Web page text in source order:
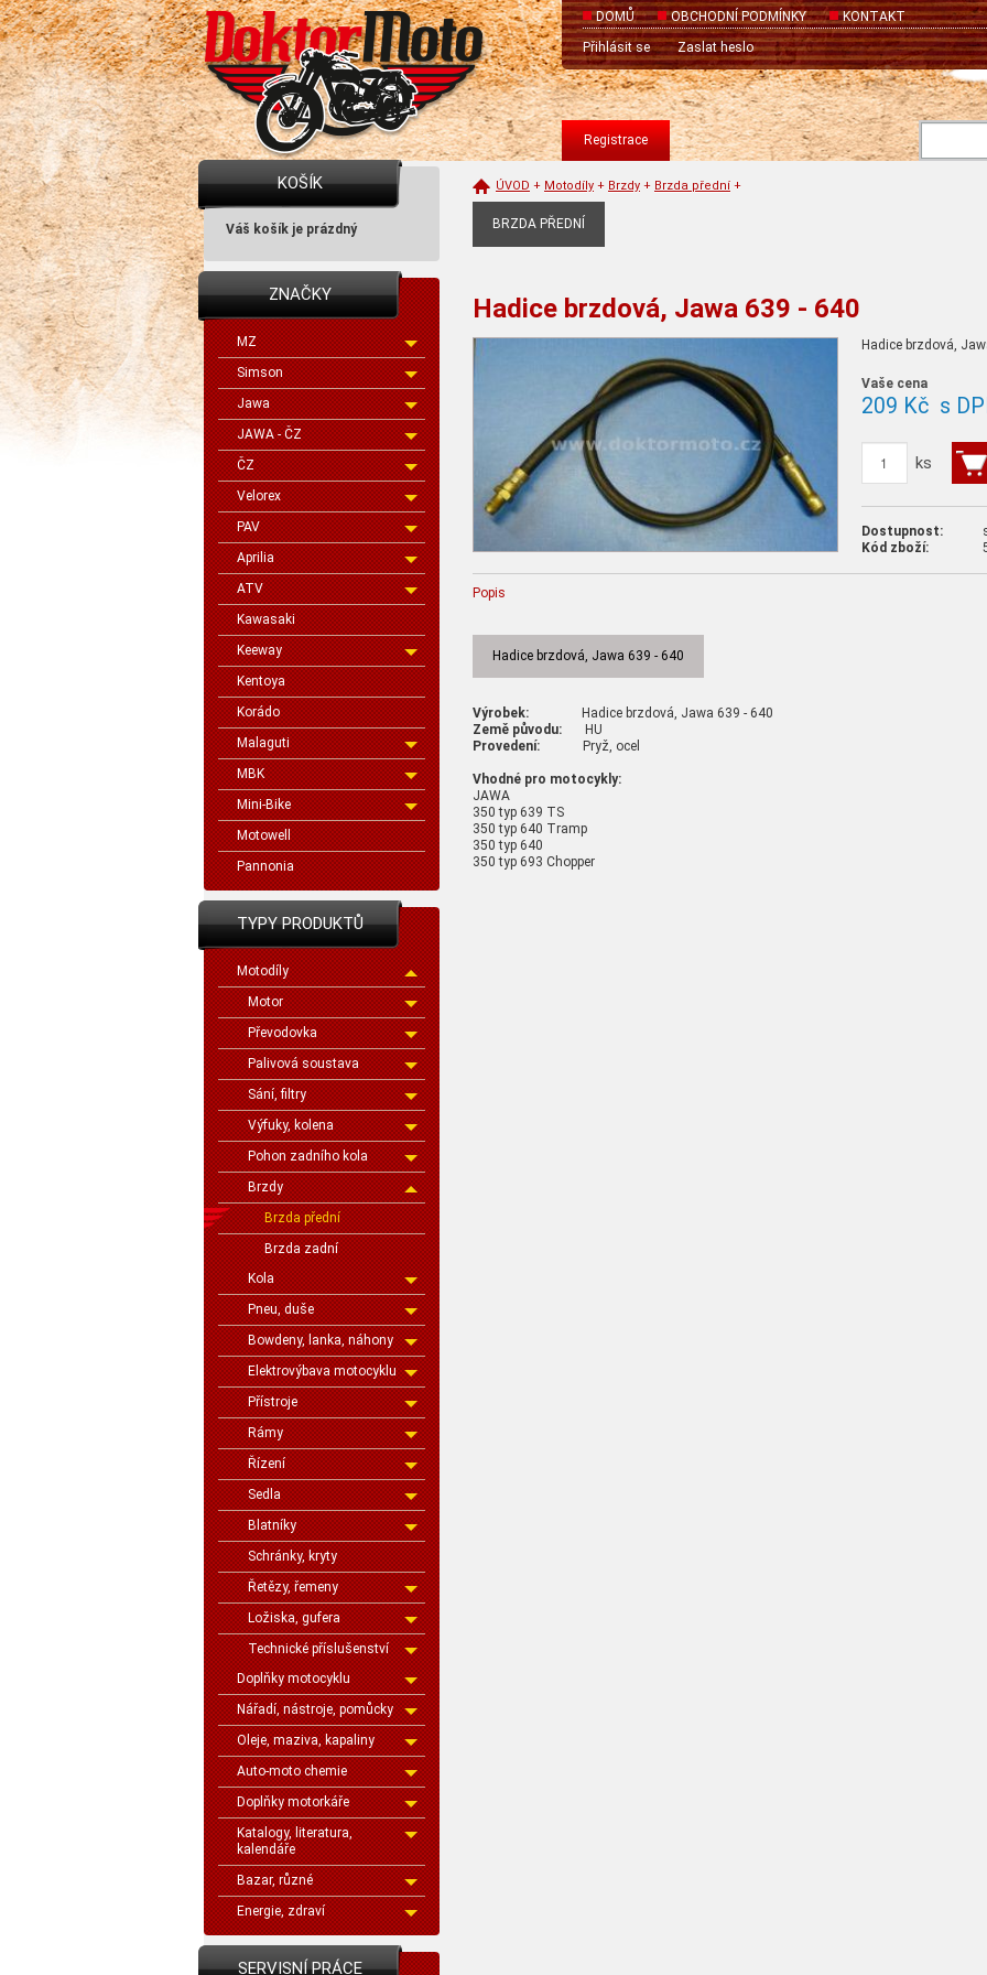
DOMŮ OBCHODNÍ PODMÍNKY
KONTAKT
Přihlásit se
Zaslat heslo
Registrace
KOŠÍK
Váš košík je prázdný
ZNAČKY
MZ
Simson
Jawa
JAWA - ČZ
ČZ
Velorex
PAV
Aprilia
ATV
Kawasaki
Keeway
Kentoya
Korádo
Malaguti
MBK
Mini-Bike
Motowell
Pannonia
TYPY PRODUKTŮ
Motodíly
Motor
Převodovka
Palivová soustava
Sání, filtry
Výfuky, kolena
Pohon zadního kola
Brzdy
Brzda přední
Brzda zadní
Kola
Pneu, duše
Bowdeny, lanka, náhony
Elektrovýbava motocyklu
Přístroje
Rámy
Řízení
Sedla
Blatníky
Schránky, kryty
Řetězy, řemeny
Ložiska, gufera
Technické příslušenství
Doplňky motocyklu
Nářadí, nástroje, pomůcky
Oleje, maziva, kapaliny
Auto-moto chemie
Doplňky motorkáře
Katalogy, literatura,
kalendáře
Bazar, různé
Energie, zdraví
SERVISNÍ PRÁCE
ÚVOD + Motodíly + Brzdy + Brzda přední +
BRZDA PŘEDNÍ
Hadice brzdová, Jawa 639 - 640
Hadice brzdová,
Vaše cena
209 Kč s
ks
Dostupnost:
Kód zboží:
Popis
Hadice brzdová, Jawa 639 - 640
Výrobek: Hadice brzdová, Jawa 639 - 640
Země původu: HU
Provedení: Pryž, ocel
Vhodné pro motocykly:
JAWA
350 typ 639 TS
350 typ 640 Tramp
350 typ 640
350 typ 693 Chopper